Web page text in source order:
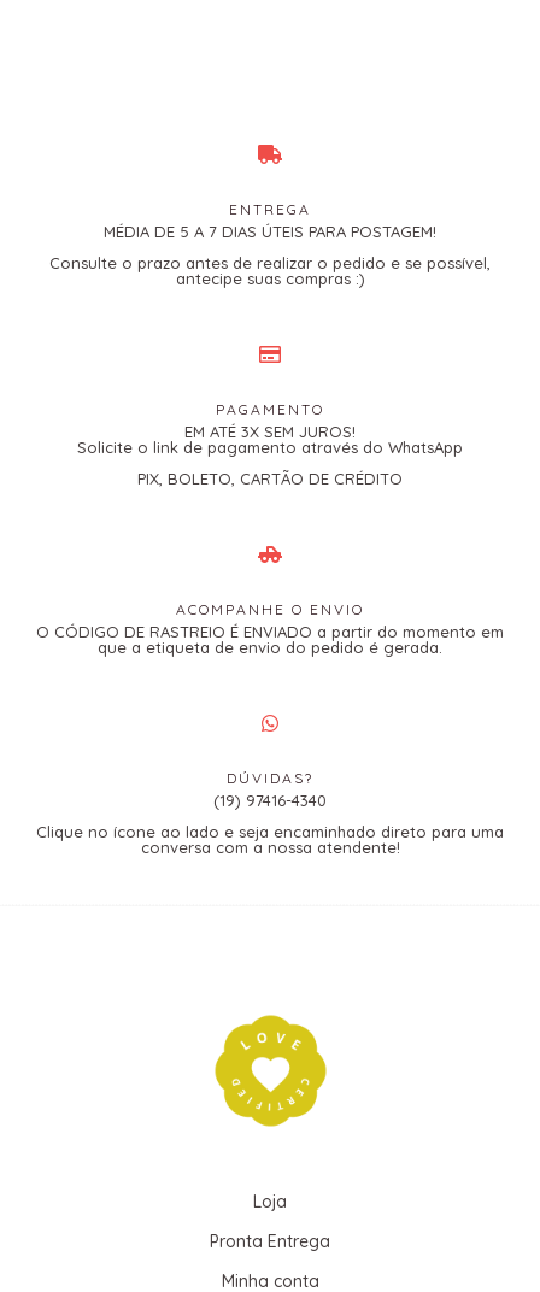
ENTREGA
MÉDIA DE 5 A 7 DIAS ÚTEIS PARA POSTAGEM!
Consulte o prazo antes de realizar o pedido e se possível,
antecipe suas compras :)
PAGAMENTO
EM ATÉ 3X SEM JUROS!
Solicite o link de pagamento através do WhatsApp
PIX, BOLETO, CARTÃO DE CRÉDITO
ACOMPANHE O ENVIO
O CÓDIGO DE RASTREIO É ENVIADO a partir do momento em
que a etiqueta de envio do pedido é gerada.
DÚVIDAS?
(19) 97416-4340
Clique no ícone ao lado e seja encaminhado direto para uma
conversa com a nossa atendente!
Loja
Pronta Entrega
Minha conta